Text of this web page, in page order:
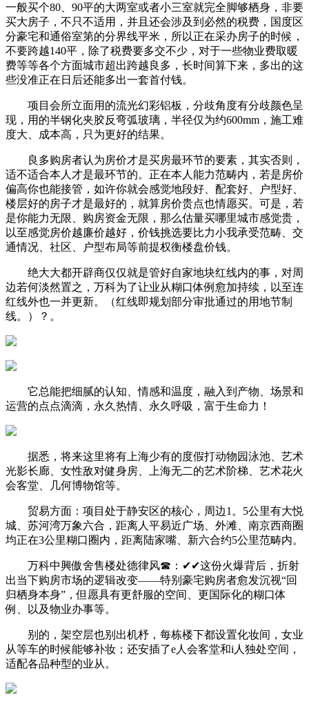
一般买个80、90平的大两室或者小三室就完全脚够栖身，非要
买大房子，不只不适用，并且还会涉及到必然的税费，国度区
分豪宅和通俗室第的分界线平米，所以正在采办房子的时候，
不要跨越140平，除了税费要多交不少，对于一些物业费取暖
费等等各个方面城市超出跨越良多，长时间算下来，多出的这
些没准正在日后还能多出一套首付钱。
项目会所立面用的流光幻彩铝板，分歧角度有分歧颜色呈
现，用的半钢化夹胶反弯弧玻璃，半径仅为约600mm，施工难
度大、成本高，只为更好的结果。
良多购房者认为房价才是买房最环节的要素，其实否则，
适不适合本人才是最环节的。正在本人能力范畴内，若是房价
偏高你也能接管，如许你就会感觉地段好、配套好、户型好、
楼层好的房子才是最好的，就算房价贵点也情愿买。可是，若
是你能力无限、购房资金无限，那么估量买哪里城市感觉贵，
以至感觉房价越廉价越好，价钱挑选要比力小我承受范畴、交
通情况、社区、户型布局等前提权衡楼盘价钱。
绝大大都开辟商仅仅就是管好自家地块红线内的事，对周
边若何淡然置之，万科为了让业从糊口体例愈加持续，以至连
红线外也一并更新。（红线即规划部分审批通过的用地节制
线。）？。
它总能把细腻的认知、情感和温度，融入到产物、场景和
运营的点点滴滴，永久热情、永久呼吸，富于生命力！
据悉，将来这里将有上海少有的度假打动物园泳池、艺术
光影长廊、女性敌对健身房、上海无二的艺术阶梯、艺术花火
会客堂、几何博物馆等。
贸易方面：项目处于静安区的核心，周边1。5公里有大悦
城、苏河湾万象六合，距离人平易近广场、外滩、南京西商圈
均正在3公里糊口圈内，距离陆家嘴、新六合约5公里范畴内。
万科中興傲舍售楼处德律风☎：✔✔这份火爆背后，折射
出当下购房市场的逻辑改变——特别豪宅购房者愈发沉视“回
归栖身本身”，但愿具有更舒服的空间、更国际化的糊口体
例、以及物业办事等。
别的，架空层也别出机杼，每栋楼下都设置化妆间，女业
从等车的时候能够补妆；还安插了e人会客堂和i人独处空间，
适配各品种型的业从。